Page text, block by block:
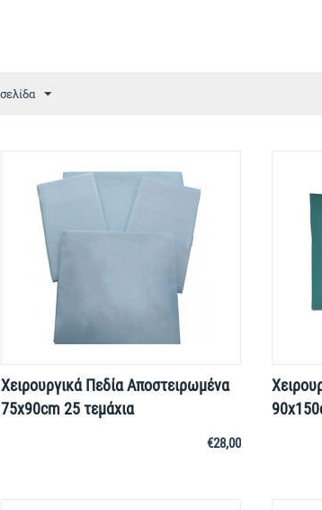
Χειρουργικά Πεδία Αποστειρωμένα
75x90cm 25 τεμάχια
€28,00